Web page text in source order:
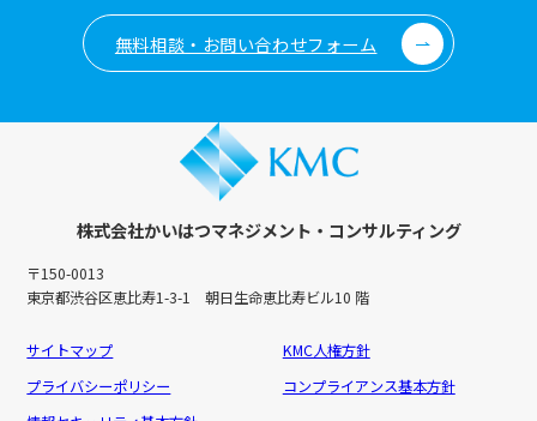
無料相談・お問い合わせフォーム
株式会社かいはつマネジメント・コンサルティング
〒150-0013
東京都渋谷区恵比寿1-3-1 朝日生命恵比寿ビル10 階
サイトマップ
KMC人権方針
プライバシーポリシー
コンプライアンス基本方針